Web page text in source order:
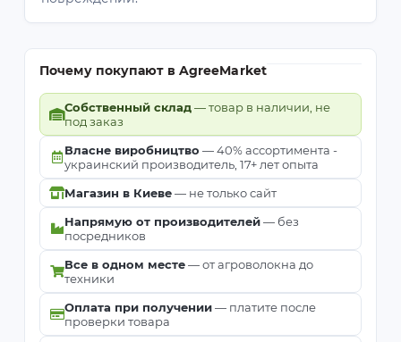
Почему покупают в AgreeMarket
Собственный склад— товар в наличии, не
под заказ
Власне виробництво — 40% ассортимента -
украинский производитель, 17+ лет опыта
Магазин в Киеве— не только сайт
Напрямую от производителей— без
посредников
Все в одном месте— от агроволокна до
техники
Оплата при получении— платите после
проверки товара